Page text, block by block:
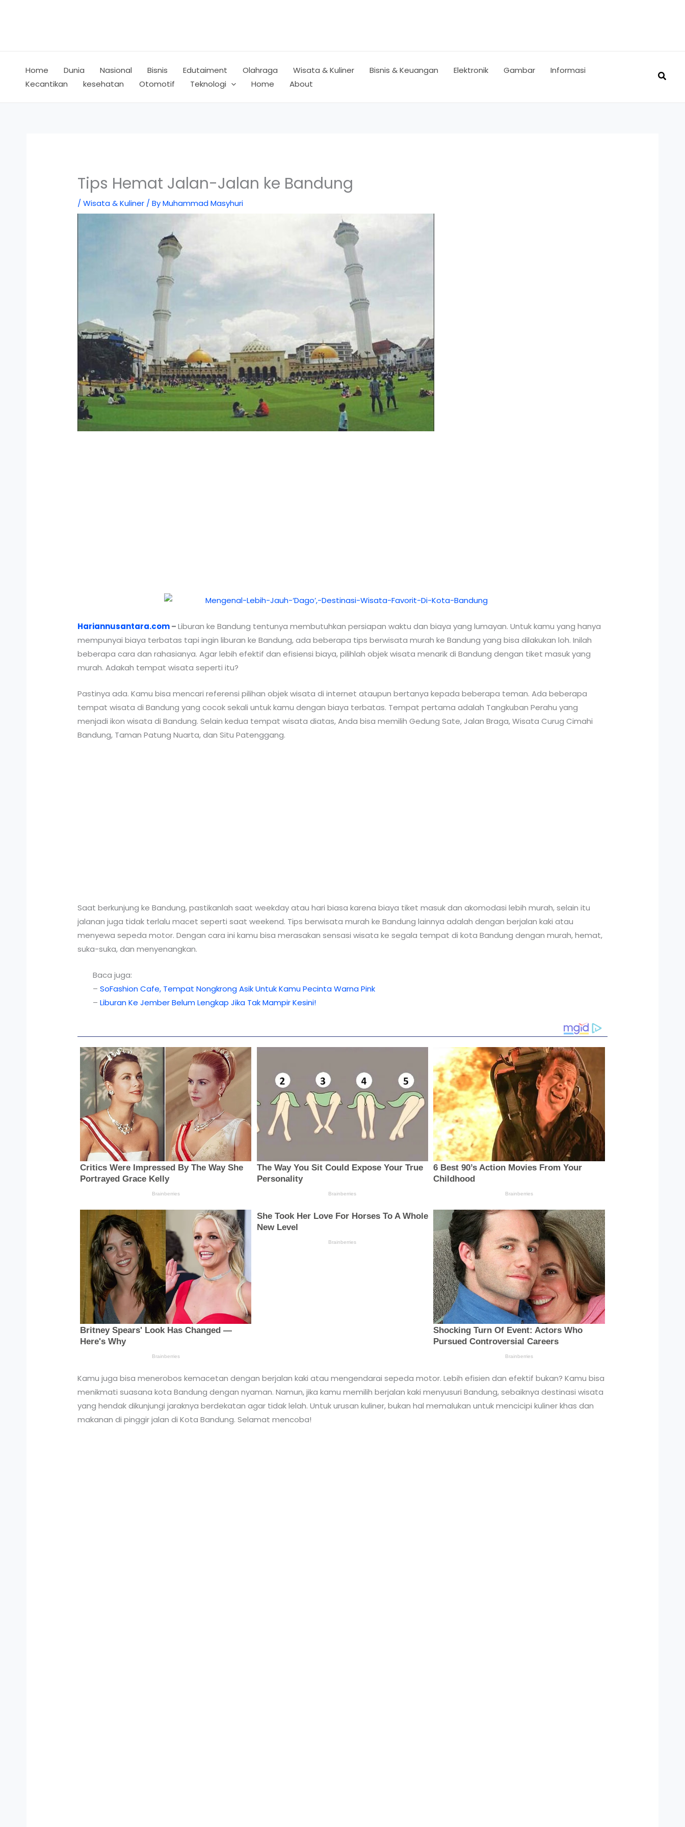
Home Dunia Nasional Bisnis Edutaiment Olahraga Wisata & Kuliner Bisnis & Keuangan Elektronik Gambar
Informasi
Kecantikan
kesehatan Otomotif Teknologi Home About
Tips Hemat Jalan-Jalan ke Bandung
/Wisata & Kuliner / ByMuhammad Masyhuri
Hariannusantara.com–Liburan ke Bandung tentunya membutuhkan persiapan waktu dan biaya yang lumayan. Untuk kamu yang hanya
mempunyai biaya terbatas tapi ingin liburan ke Bandung, ada beberapa tips berwisata murah ke Bandung yang bisa dilakukan loh. Inilah
beberapa cara dan rahasianya. Agar lebih efektif dan efisiensi biaya, pilihlah objek wisata menarik di Bandung dengan tiket masuk yang
murah. Adakah tempat wisata seperti itu?
Pastinya ada. Kamu bisa mencari referensi pilihan objek wisata di internet ataupun bertanya kepada beberapa teman. Ada beberapa
tempat wisata di Bandung yang cocok sekali untuk kamu dengan biaya terbatas. Tempat pertama adalah Tangkuban Perahu yang
menjadi ikon wisata di Bandung. Selain kedua tempat wisata diatas, Anda bisa memilih Gedung Sate, Jalan Braga, Wisata Curug Cimahi
Bandung, Taman Patung Nuarta, dan Situ Patenggang.
Saat berkunjung ke Bandung, pastikanlah saat weekday atau hari biasa karena biaya tiket masuk dan akomodasi lebih murah, selain itu
jalanan juga tidak terlalu macet seperti saat weekend. Tips berwisata murah ke Bandung lainnya adalah dengan berjalan kaki atau
menyewa sepeda motor. Dengan cara ini kamu bisa merasakan sensasi wisata ke segala tempat di kota Bandung dengan murah, hemat,
suka-suka, dan menyenangkan.
Baca juga:
–SoFashion Cafe, Tempat Nongkrong Asik Untuk Kamu Pecinta Warna Pink
–Liburan Ke Jember Belum Lengkap Jika Tak Mampir Kesini!
Kamu juga bisa menerobos kemacetan dengan berjalan kaki atau mengendarai sepeda motor. Lebih efisien dan efektif bukan? Kamu bisa
menikmati suasana kota Bandung dengan nyaman. Namun, jika kamu memilih berjalan kaki menyusuri Bandung, sebaiknya destinasi wisata
yang hendak dikunjungi jaraknya berdekatan agar tidak lelah. Untuk urusan kuliner, bukan hal memalukan untuk mencicipi kuliner khas dan
makanan di pinggir jalan di Kota Bandung. Selamat mencoba!